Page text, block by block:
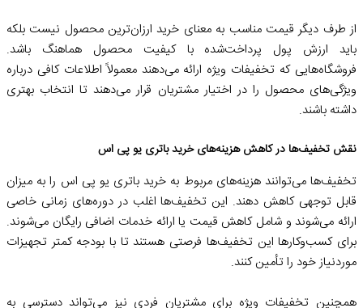
از طرف دیگر قیمت مناسب به معنای خرید ارزان‌ترین محصول نیست بلکه
باید ارزش پول پرداخت‌شده با کیفیت محصول هماهنگ باشد.
فروشگاه‌هایی که تخفیفات ویژه ارائه می‌دهند معمولاً اطلاعات کافی درباره
ویژگی‌های محصول را در اختیار مشتریان قرار می‌دهند تا انتخاب بهتری
داشته باشند.
نقش تخفیف‌ها در کاهش هزینه‌های خرید باتری یو پی اس
تخفیف‌ها می‌توانند هزینه‌های مربوط به خرید باتری یو پی اس را به میزان
قابل توجهی کاهش دهند. این تخفیف‌ها اغلب در دوره‌های زمانی خاصی
ارائه می‌شوند و شامل کاهش قیمت یا ارائه خدمات اضافی رایگان می‌شوند.
برای کسب‌وکارها این تخفیف‌ها فرصتی هستند تا با بودجه کمتر تجهیزات
موردنیاز خود را تأمین کنند.
همچنین تخفیفات ویژه برای مشتریان فردی نیز می‌تواند دسترسی به